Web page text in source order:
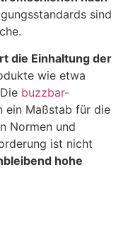
sind
die Einhaltung der
wie etwa
buzzbar-
ein Maßstab für die
Normen und
ist nicht
hohe